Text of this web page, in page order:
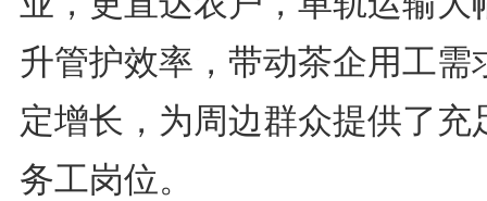
升管护效率，带动茶企用工需
定增长，为周边群众提供了充
务工岗位。